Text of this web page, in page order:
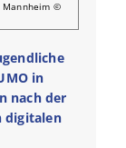
Mannheim ©
in
nach der
digitalen